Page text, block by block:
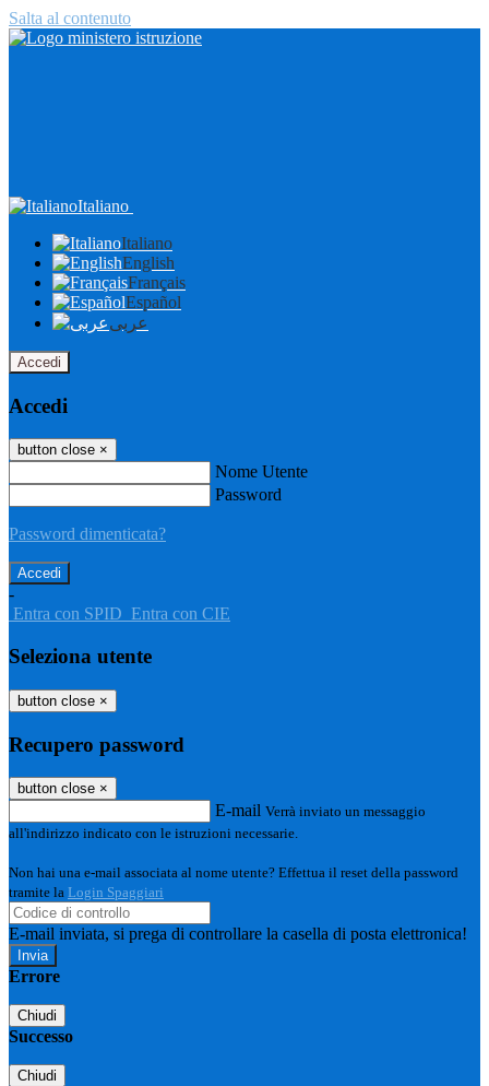
Salta al contenuto
Italiano
Italiano
English
Français
Español
عربى
Accedi
Accedi
button close ×
Nome Utente
Password
Password dimenticata?
-
Entra con SPID Entra con CIE
Seleziona utente
button close ×
Recupero password
button close ×
E-mail Verrà inviato un messaggio
all'indirizzo indicato con le istruzioni necessarie.
Non hai una e-mail associata al nome utente? Effettua il reset della password
tramite la Login Spaggiari
E-mail inviata, si prega di controllare la casella di posta elettronica!
Errore
Chiudi
Successo
Chiudi